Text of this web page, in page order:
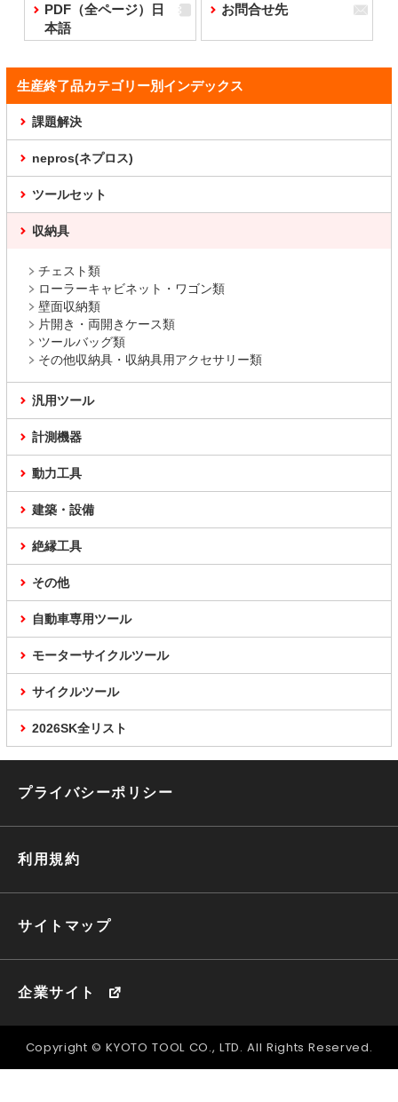
PDF（全ページ）日
本語
お問合せ先
生産終了品カテゴリー別インデックス
課題解決
nepros(ネプロス)
ツールセット
収納具
チェスト類
ローラーキャビネット・ワゴン類
壁面収納類
片開き・両開きケース類
ツールバッグ類
その他収納具・収納具用アクセサリー類
汎用ツール
計測機器
動力工具
建築・設備
絶縁工具
その他
自動車専用ツール
モーターサイクルツール
サイクルツール
2026SK全リスト
プライバシーポリシー
利用規約
サイトマップ
企業サイト
Copyright © KYOTO TOOL CO., LTD. All Rights Reserved.